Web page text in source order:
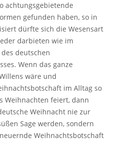
achtungsgebietende
gefunden haben, so in
dürfte sich die Wesensart
darbieten wie im
deutschen
Wenn das ganze
wäre und
im Alltag so
Weihnachten feiert, dann
Weihnacht nie zur
Sage werden, sondern
Weihnachtsbotschaft